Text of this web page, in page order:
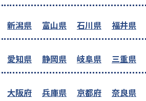
新潟県 富山県 石川県 福井県
愛知県 静岡県 岐阜県 三重県
大阪府 兵庫県 京都府 奈良県